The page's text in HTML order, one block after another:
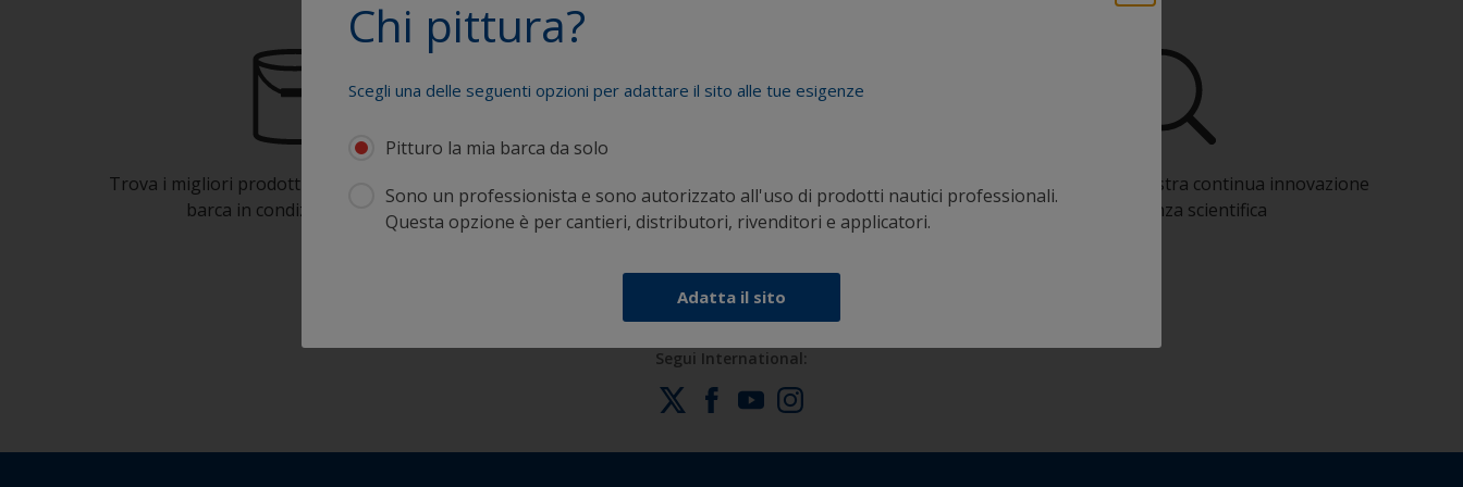
Chi pittura?
Scegli una delle seguenti opzioni per adattare il sito alle tue esigenze
Pitturo la mia barca da solo
Sono un professionista e sono autorizzato all'uso di prodotti nautici professionali.
Questa opzione è per cantieri, distributori, rivenditori e applicatori.
Adatta il sito
Trova i migliori prodotti per mantenere la tua
barca in condizioni ottimali
Ricevi tutta l'assistenza di cui hai bisogno per
pitturare efficacemente
Trai vantaggio dalla nostra continua innovazione
e competenza scientifica
Segui International: